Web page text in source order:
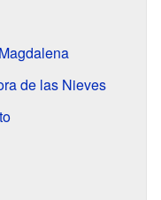
de las Nieves